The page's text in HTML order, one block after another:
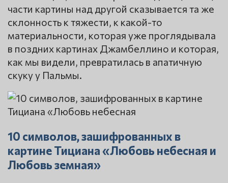
части картины над другой сказывается та же
склонность к тяжести, к какой-то
материальности, которая уже проглядывала
в поздних картинах Джамбеллино и которая,
как мы видели, превратилась в апатичную
скуку у Пальмы.
10 символов, зашифрованных в
картине Тициана «Любовь небесная и
Любовь земная»